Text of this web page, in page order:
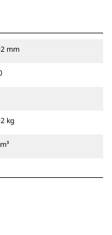
mm
kg